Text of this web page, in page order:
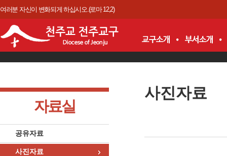
여러분 자신이 변화되게 하십시오.(로마 12,2)
자료실
공유자료
사진자료
사진자료